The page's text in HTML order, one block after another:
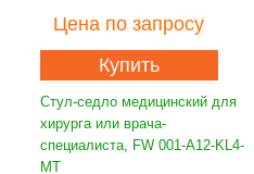
Цена по запросу
Купить
Стул-седло медицинский для
хирурга или врача-
специалиста, FW 001-A12-KL4-
MT